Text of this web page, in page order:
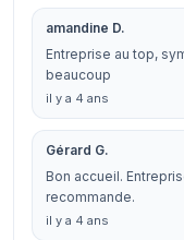
amandine D.
Entreprise au top,
beaucoup
il y a 4 ans
Gérard G.
Bon accueil.
recommande.
il y a 4 ans